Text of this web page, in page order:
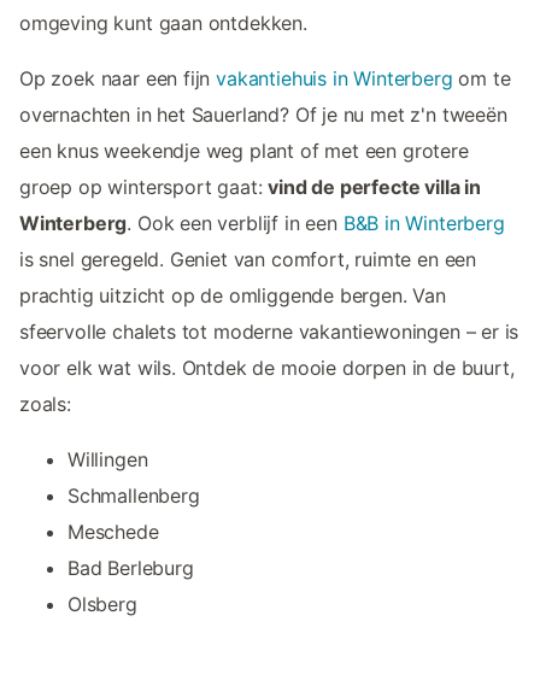
omgeving kunt gaan ontdekken.
Op zoek naar een fijnvakantiehuis in Winterberg om te
overnachten in het Sauerland? Of je nu met z'n tweeën
een knus weekendje weg plant of met een grotere
groep op wintersport gaat:vind de perfecte villa in
Winterberg. Ook een verblijf in een B&B in Winterberg
is snel geregeld. Geniet van comfort, ruimte en een
prachtig uitzicht op de omliggende bergen. Van
sfeervolle chalets tot moderne vakantiewoningen – er is
voor elk wat wils. Ontdek de mooie dorpen in de buurt,
zoals:
Willingen
Schmallenberg
Meschede
Bad Berleburg
Olsberg